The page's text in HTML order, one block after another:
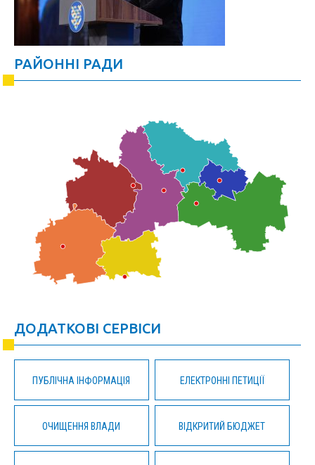
РАЙОННІ РАДИ
ДОДАТКОВІ СЕРВІСИ
ПУБЛІЧНА ІНФОРМАЦІЯ ЕЛЕКТРОННІ ПЕТИЦІЇ
ОЧИЩЕННЯ ВЛАДИ ВІДКРИТИЙ БЮДЖЕТ